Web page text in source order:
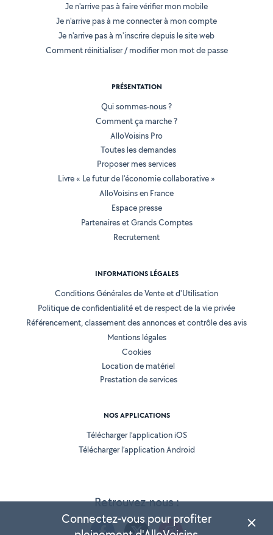
Retrouvez-nous :
Je n'arrive pas à faire vérifier mon mobile
Je n'arrive pas à me connecter à mon compte
Je n'arrive pas à m'inscrire depuis le site web
Comment réinitialiser / modifier mon mot de passe
PRÉSENTATION
Qui sommes-nous ?
Comment ça marche ?
AlloVoisins Pro
Toutes les demandes
Proposer mes services
Livre « Le futur de l'économie collaborative »
AlloVoisins en France
Espace presse
Partenaires et Grands Comptes
Recrutement
INFORMATIONS LÉGALES
Conditions Générales de Vente et d'Utilisation
Politique de confidentialité et de respect de la vie privée
Référencement, classement des annonces et contrôle des avis
Mentions légales
Cookies
Location de matériel
Prestation de services
NOS APPLICATIONS
Télécharger l’application iOS
Télécharger l’application Android
Connectez-vous pour profiter